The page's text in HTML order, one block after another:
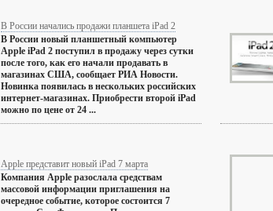
В России начались продажи планшета iPad 2
В России новый планшетный компьютер
Apple iPad 2 поступил в продажу через сутки
после того, как его начали продавать в
магазинах США, сообщает РИА Новости.
Новинка появилась в нескольких российских
интернет-магазинах. Приобрести второй iPad
можно по цене от 24 ...
Apple представит новый iPad 7 марта
Компания Apple разослала средствам
массовой информации приглашения на
очередное событие, которое состоится 7